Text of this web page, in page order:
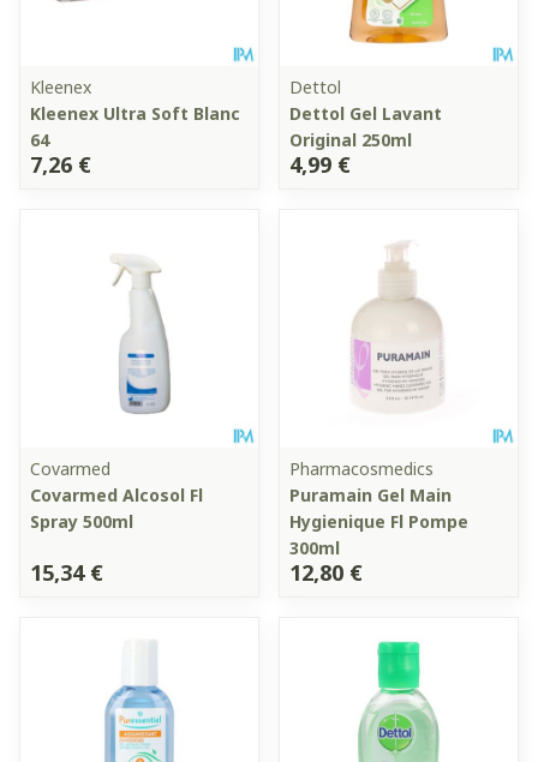
Kleenex
Kleenex Ultra Soft Blanc
64
7,26 €
Dettol
Dettol Gel Lavant
Original 250ml
4,99 €
Covarmed
Covarmed Alcosol Fl
Spray 500ml
15,34 €
Pharmacosmedics
Puramain Gel Main
Hygienique Fl Pompe
300ml
12,80 €